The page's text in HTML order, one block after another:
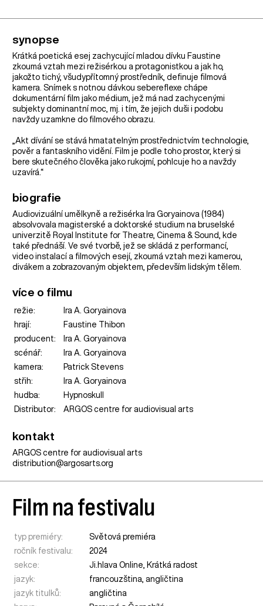
synopse
Krátká poetická esej zachycující mladou dívku Faustine
zkoumá vztah mezi režisérkou a protagonistkou a jak ho,
jakožto tichý, všudypřítomný prostředník, definuje filmová
kamera. Snímek s notnou dávkou sebereflexe chápe
dokumentární film jako médium, jež má nad zachycenými
subjekty dominantní moc, mj. i tím, že jejich duši i podobu
navždy uzamkne do filmového obrazu.
„Akt dívání se stává hmatatelným prostřednictvím technologie,
pověr a fantaskního vidění. Film je podle toho prostor, který si
bere skutečného člověka jako rukojmí, pohlcuje ho a navždy
uzavírá.“
biografie
Audiovizuální umělkyně a režisérka Ira Goryainova (1984)
absolvovala magisterské a doktorské studium na bruselské
univerzitě Royal Institute for Theatre, Cinema & Sound, kde
také přednáší. Ve své tvorbě, jež se skládá z performancí,
video instalací a filmových esejí, zkoumá vztah mezi kamerou,
divákem a zobrazovaným objektem, především lidským tělem.
více o filmu
režie:
Ira A. Goryainova
hrají:
Faustine Thibon
producent:
Ira A. Goryainova
scénář:
Ira A. Goryainova
kamera:
Patrick Stevens
střih:
Ira A. Goryainova
hudba:
Hypnoskull
Distributor:
ARGOS centre for audiovisual arts
kontakt
ARGOS centre for audiovisual arts
distribution@argosarts.org
Film na festivalu
typ premiéry:
Světová premiéra
ročník festivalu:
2024
sekce:
Ji.hlava Online, Krátká radost
jazyk:
francouzština, angličtina
jazyk titulků:
angličtina